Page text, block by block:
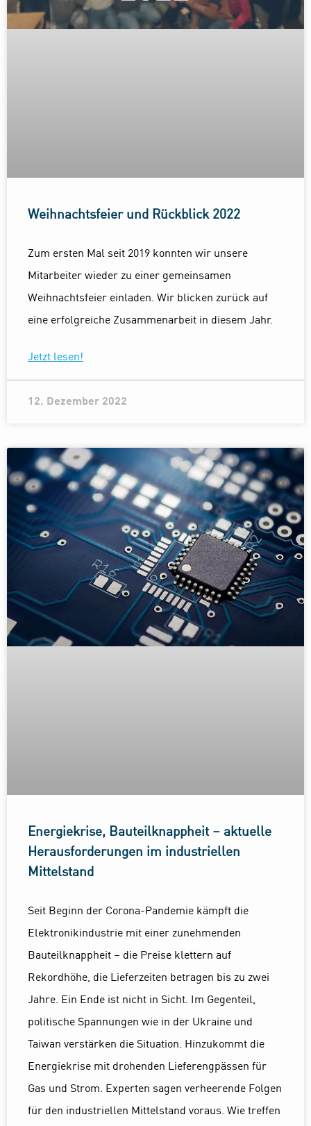
Weihnachtsfeier und Rückblick 2022
Zum ersten Mal seit 2019 konnten wir unsere
Mitarbeiter wieder zu einer gemeinsamen
Weihnachtsfeier einladen. Wir blicken zurück auf
eine erfolgreiche Zusammenarbeit in diesem Jahr.
Jetzt lesen!
12. Dezember 2022
Energiekrise, Bauteilknappheit – aktuelle
Herausforderungen im industriellen
Mittelstand
Seit Beginn der Corona-Pandemie kämpft die
Elektronikindustrie mit einer zunehmenden
Bauteilknappheit – die Preise klettern auf
Rekordhöhe, die Lieferzeiten betragen bis zu zwei
Jahre. Ein Ende ist nicht in Sicht. Im Gegenteil,
politische Spannungen wie in der Ukraine und
Taiwan verstärken die Situation. Hinzukommt die
Energiekrise mit drohenden Lieferengpässen für
Gas und Strom. Experten sagen verheerende Folgen
für den industriellen Mittelstand voraus. Wie treffen